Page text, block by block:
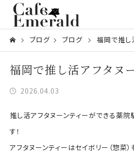
ブログ ブログ 福岡で推し
福岡で推し活アフタヌ
2026.04.03
推し活アフタヌーンティーができる薬院
す！
アフタヌーンティーはセイボリー（惣菜